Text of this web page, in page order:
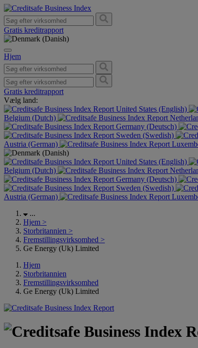
Gratis kreditrapport
Hjem
Gratis kreditrapport
Vælg land:
United States (English)
Belgium (Dutch)
Germany (Deutsch)
Sweden (Swedish)
Austria (German)
United States (English)
Belgium (Dutch)
Germany (Deutsch)
Sweden (Swedish)
Austria (German)
...
Hjem >
Storbritannien >
Fremstillingsvirksomhed >
Ge Energy (Uk) Limited
Hjem
Storbritannien
Fremstillingsvirksomhed
Ge Energy (Uk) Limited